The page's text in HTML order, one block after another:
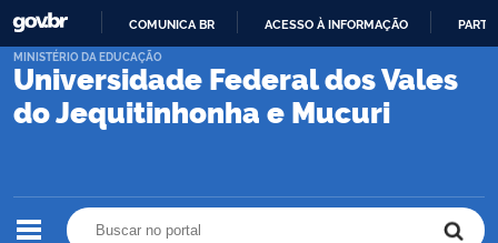
PARA
CONTEÚDO
COMUNICA BR ACESSO À INFORMAÇÃO
Universidade Federal dos Vales
do Jequitinhonha e Mucuri
MINISTÉRIO DA EDUCAÇÃO